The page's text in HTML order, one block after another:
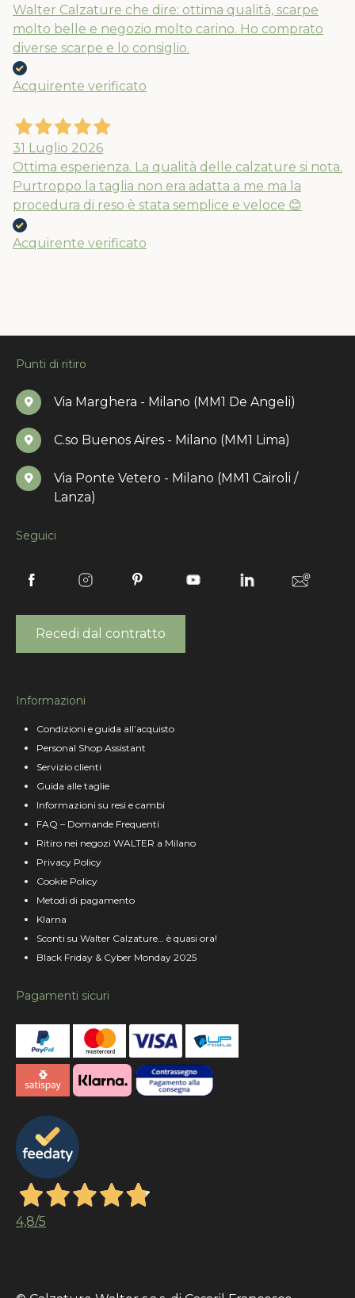
Walter Calzature che dire: ottima qualità, scarpe
molto belle e negozio molto carino. Ho comprato
diverse scarpe e lo consiglio.
Acquirente verificato
31 Luglio 2026
Ottima esperienza. La qualità delle calzature si nota.
Purtroppo la taglia non era adatta a me ma la
procedura di reso è stata semplice e veloce 😊
Acquirente verificato
Punti di ritiro
Via Marghera - Milano (MM1 De Angeli)
C.so Buenos Aires - Milano (MM1 Lima)
Via Ponte Vetero - Milano (MM1 Cairoli /
Lanza)
Seguici
Recedi dal contratto
Informazioni
Condizioni e guida all’acquisto
Personal Shop Assistant
Servizio clienti
Guida alle taglie
Informazioni su resi e cambi
FAQ – Domande Frequenti
Ritiro nei negozi WALTER a Milano
Privacy Policy
Cookie Policy
Metodi di pagamento
Klarna
Sconti su Walter Calzature… è quasi ora!
Black Friday & Cyber Monday 2025
Pagamenti sicuri
4,8/5